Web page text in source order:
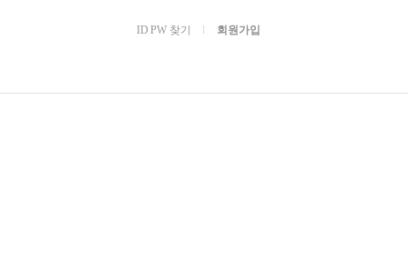
ID PW 찾기 회원가입